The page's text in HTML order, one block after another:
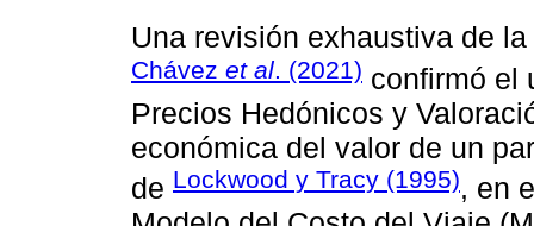
Una revisión exhaustiva de
Chávez et al. (2021) confirmó el
Precios Hedónicos y
económica del valor de un
de Lockwood y Tracy (1995), en